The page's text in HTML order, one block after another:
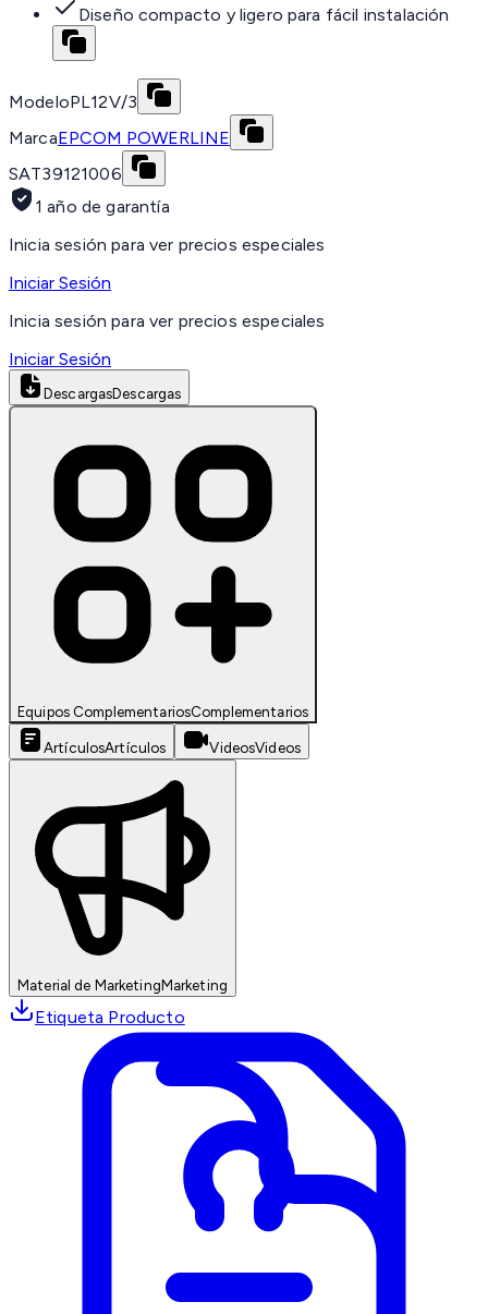
Diseño compacto y ligero para fácil instalación
ModeloPL12V/3
MarcaEPCOM POWERLINE
SAT39121006
1 año de garantía
Inicia sesión para ver precios especiales
Iniciar Sesión
Inicia sesión para ver precios especiales
Iniciar Sesión
DescargasDescargas
Equipos ComplementariosComplementarios
ArtículosArtículos VideosVideos
Material de MarketingMarketing
Etiqueta Producto